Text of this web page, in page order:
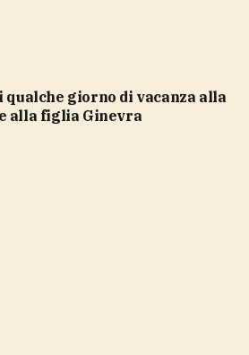
alla figlia Ginevra